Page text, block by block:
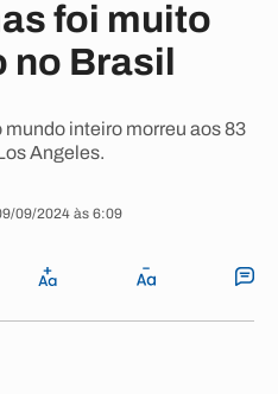
foi muito
Brasil
inteiro morreu aos 83
Angeles.
09/2024 às 6:09